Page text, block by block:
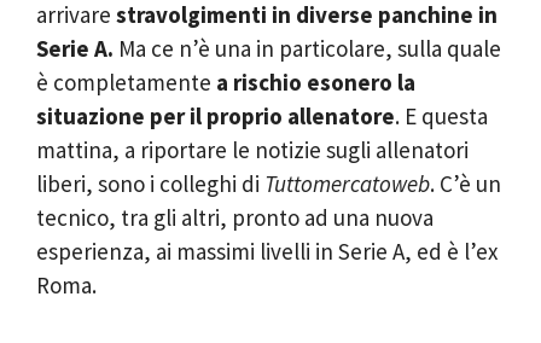
arrivare stravolgimenti in diverse panchine in
Serie A. Ma ce n’è una in particolare, sulla quale
è completamente a rischio esonero la
situazione per il proprio allenatore. E questa
mattina, a riportare le notizie sugli allenatori
liberi, sono i colleghi di Tuttomercatoweb. C’è un
tecnico, tra gli altri, pronto ad una nuova
esperienza, ai massimi livelli in Serie A, ed è l’ex
Roma.